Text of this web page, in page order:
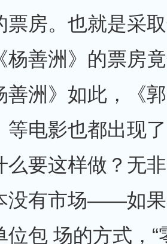
票房。也就是采取
杨善洲》的票房
善洲》如此，《
等电影也都出现
么要这样做？无
没有市场——如
位包 场的方式，“